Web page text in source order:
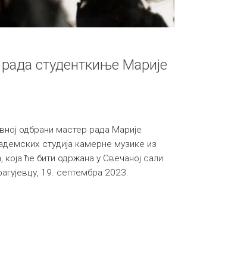
студенткиње Марије
одбрани мастер рада Марије
студија камерне музике из
ће бити одржанa у Свечаној сали
19. септембра 2023.